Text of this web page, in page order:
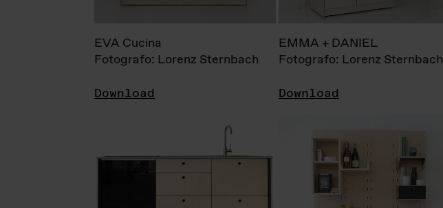
EVA Cucina
Fotografo: Lorenz Sternbach
Download
EMMA + DANIEL
Fotografo: Lorenz Sternbach
Download